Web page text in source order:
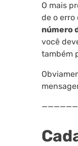
O mais
de o erro
número
você
também